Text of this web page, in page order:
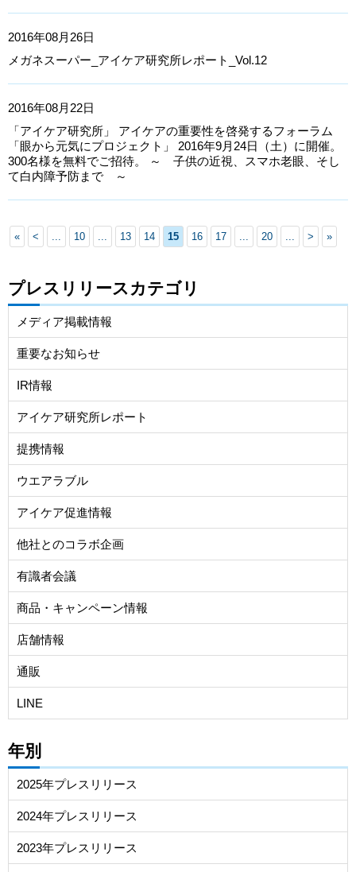
2016年08月26日
メガネスーパー_アイケア研究所レポート_Vol.12
2016年08月22日
「アイケア研究所」 アイケアの重要性を啓発するフォーラム
「眼から元気にプロジェクト」 2016年9月24日（土）に開催。
300名様を無料でご招待。 ～ 子供の近視、スマホ老眼、そし
て白内障予防まで ～
« < ... 10 ... 13 14 15 16 17 ... 20 ... > »
プレスリリースカテゴリ
メディア掲載情報
重要なお知らせ
IR情報
アイケア研究所レポート
提携情報
ウエアラブル
アイケア促進情報
他社とのコラボ企画
有識者会議
商品・キャンペーン情報
店舗情報
通販
LINE
年別
2025年プレスリリース
2024年プレスリリース
2023年プレスリリース